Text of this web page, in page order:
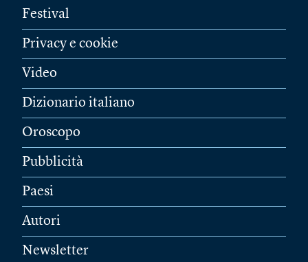
Festival
Privacy e cookie
Video
Dizionario italiano
Oroscopo
Pubblicità
Paesi
Autori
Newsletter